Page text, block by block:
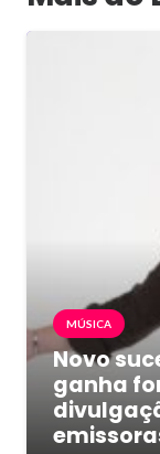
MÚSICA
Novo
ganha